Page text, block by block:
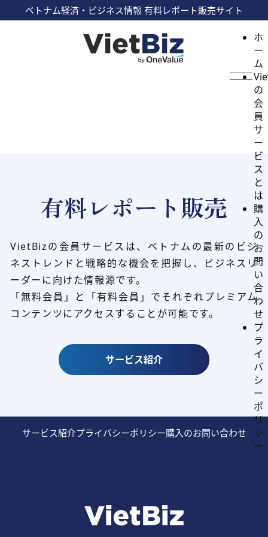
ベトナム経済・ビジネス情報 有料レポート販売サイト
ホ
ー
ム
の
会
員
サ
ー
ビ
ス
と
は
購
入
の
お
問
い
合
わ
せ
プ
ラ
イ
バ
シ
ー
ポ
リ
シ
ー
有料レポート販売
VietBizの会員サービスは、ベトナムの最新のビジ
ネストレンドと戦略的な機会を把握し、ビジネスリ
ーダーに向けた情報源です。
「無料会員」と「有料会員」でそれぞれプレミアム
コンテンツにアクセスすることが可能です。
サービス紹介
サービス紹介プライバシーポリシー購入のお問い合わせ